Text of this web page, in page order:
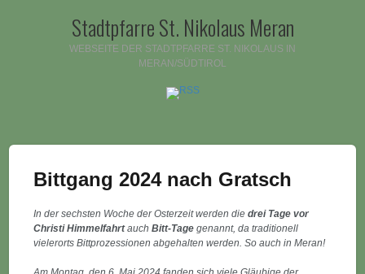
Stadtpfarre St. Nikolaus Meran
WEBSEITE DER STADTPFARRE ST. NIKOLAUS IN
MERAN/SÜDTIROL
Bittgang 2024 nach Gratsch
In der sechsten Woche der Osterzeit werden diedrei Tage vor
Christi Himmelfahrtauch Bitt-Tage genannt, da traditionell
vielerorts Bittprozessionen abgehalten werden. So auch in Meran!